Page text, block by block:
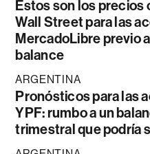
Estos son los precios
Wall Street para las
MercadoLibre previo
balance
ARGENTINA
Pronósticos para las
YPF: rumbo a un
trimestral que podría